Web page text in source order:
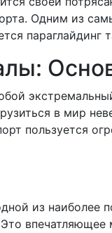
Одним из
параглайдинг
в мир
пользуется
из наиболее
Это